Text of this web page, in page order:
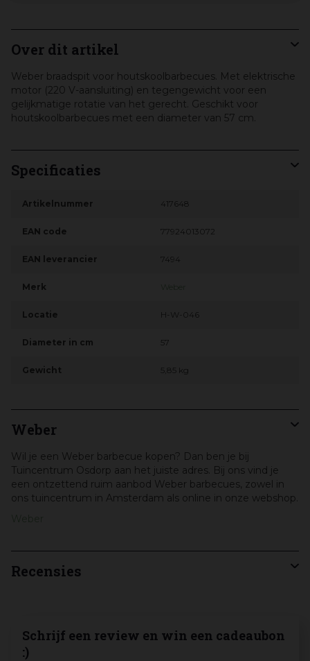
Over dit artikel
Weber braadspit voor houtskoolbarbecues. Met elektrische
motor (220 V-aansluiting) en tegengewicht voor een
gelijkmatige rotatie van het gerecht. Geschikt voor
houtskoolbarbecues met een diameter van 57 cm.
Specificaties
Artikelnummer 417648
EAN code 77924013072
EAN leverancier 7494
Merk
Locatie H-W-046
Diameter in cm 57
Gewicht 5,85 kg
Weber
Wil je een Weber barbecue kopen? Dan ben je bij
Tuincentrum Osdorp aan het juiste adres. Bij ons vind je
een ontzettend ruim aanbod Weber barbecues, zowel in
ons tuincentrum in Amsterdam als online in onze webshop.
Recensies
Schrijf een review en win een cadeaubon
:)